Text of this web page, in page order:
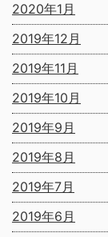
2020年1月
2019年12月
2019年11月
2019年10月
2019年9月
2019年8月
2019年7月
2019年6月